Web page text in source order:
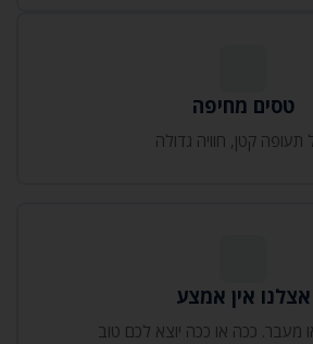
טסים מחיפה
תעופה קטן‚ חוויה גדולה
אצלנו אין אמצע
מעבר. ככה או ככה יוצא לכם טוב